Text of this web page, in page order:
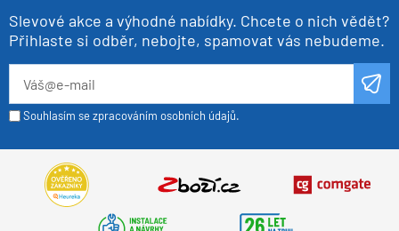
Slevové akce a výhodné nabídky. Chcete o nich vědět?
Přihlaste si odběr, nebojte, spamovat vás nebudeme.
Souhlasím se zpracováním osobních údajů.